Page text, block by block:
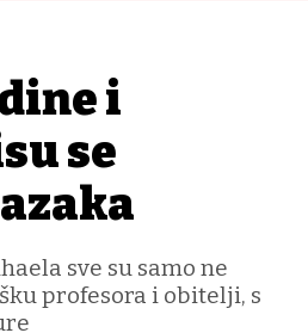
i
se
sve su samo ne
profesora i obitelji, s